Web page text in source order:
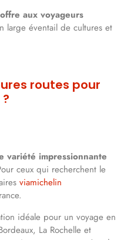
aux voyageurs
large éventail de cultures et
routes pour
variété impressionnante
ceux qui recherchent le
viamichelin
idéale pour un voyage en
La Rochelle et